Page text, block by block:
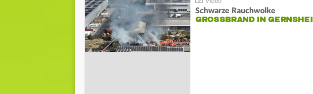
Schwarze Rauchwolke
GROSSBRAND IN GERNSHEIM